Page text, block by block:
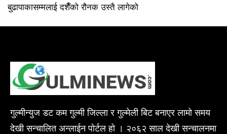
बुढापाकासम्मलाई दशैँको रौनक उस्तै लागेको
गुल्मीन्युज डट कम गुल्मी जिल्ला र गुल्मेली बिट बनाएर लामो समय
देखी सन्चालित अन्लाईन पोर्टल हो । २०६२ साल देखी सन्चालनमा